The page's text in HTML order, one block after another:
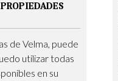
de Velma, puede
utilizar todas
en su